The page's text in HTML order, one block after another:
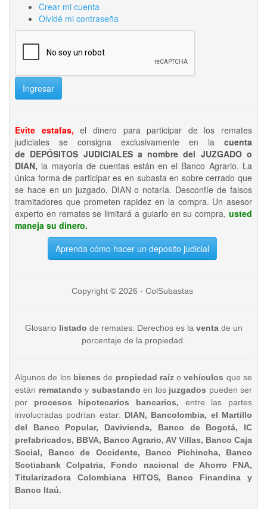
Crear mi cuenta
Olvidé mi contraseña
Ingresar
Evite estafas, el dinero para participar de los remates
judiciales se consigna exclusivamente en la cuenta
de DEPÓSITOS JUDICIALES a nombre del JUZGADO o
DIAN, la mayoría de cuentas están en el Banco Agrario. La
única forma de participar es en subasta en sobre cerrado que
se hace en un juzgado, DIAN o notaría. Desconfíe de falsos
tramitadores que prometen rapidez en la compra. Un asesor
experto en remates se limitará a guiarlo en su compra, usted
maneja su dinero.
Aprenda cómo hacer un deposito judicial
Copyright © 2026 - ColSubastas
Glosario listado de remates: Derechos es la ventade un
porcentaje de la propiedad.
Algunos de los bienesde propiedad raízo vehículos que se
están rematando y subastando en los juzgados pueden ser
por procesos hipotecarios bancarios, entre las partes
involucradas podrían estar: DIAN, Bancolombia, el Martillo
del Banco Popular, Davivienda, Banco de Bogotá, IC
prefabricados, BBVA, Banco Agrario, AV Villas, Banco Caja
Social, Banco de Occidente, Banco Pichincha, Banco
Scotiabank Colpatria, Fondo nacional de Ahorro FNA,
Titularizadora Colombiana HITOS, Banco Finandina y
Banco Itaú.